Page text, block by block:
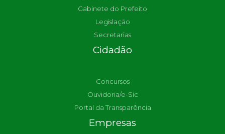
Gabinete do Prefeito
Legislação
Secretarias
Cidadão
Concursos
Ouvidoria/e-Sic
Portal da Transparência
Empresas